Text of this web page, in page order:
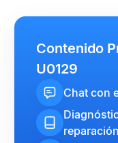
Contenido
U0129
Chat con
reparación